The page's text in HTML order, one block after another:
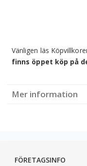
Vänligen läs
finns öppet köp på
Mer information
FÖRETAGSINFO